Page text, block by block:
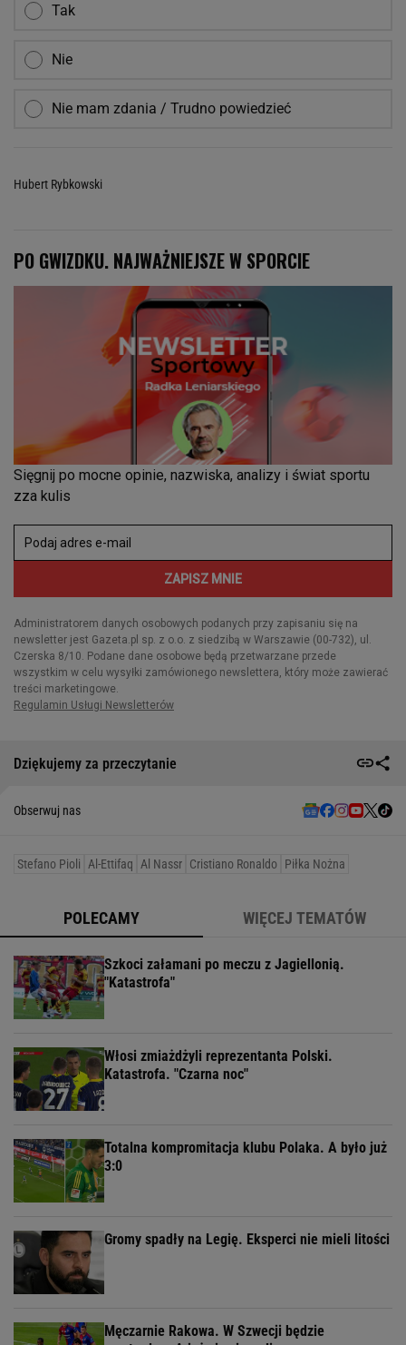
Tak
Nie
Nie mam zdania / Trudno powiedzieć
Hubert Rybkowski
Dziękujemy za przeczytanie
Obserwuj nas
Stefano Pioli Al-Ettifaq Al Nassr Cristiano Ronaldo Piłka Nożna
POLECAMY WIĘCEJ TEMATÓW
Szkoci załamani po meczu z Jagiellonią.
"Katastrofa"
Włosi zmiażdżyli reprezentanta Polski.
Katastrofa. "Czarna noc"
Totalna kompromitacja klubu Polaka. A było już
3:0
Gromy spadły na Legię. Eksperci nie mieli litości
Męczarnie Rakowa. W Szwecji będzie